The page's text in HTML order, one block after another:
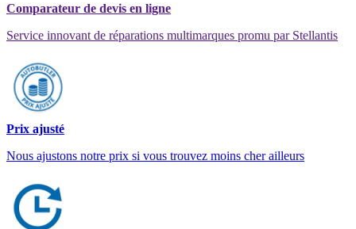
Comparateur de devis en ligne
Service innovant de réparations multimarques promu par Stellantis
Prix ajusté
Nous ajustons notre prix si vous trouvez moins cher ailleurs